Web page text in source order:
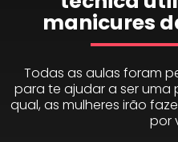
manicures
Todas as aulas foram
para te ajudar a ser uma
qual, as mulheres irão
por